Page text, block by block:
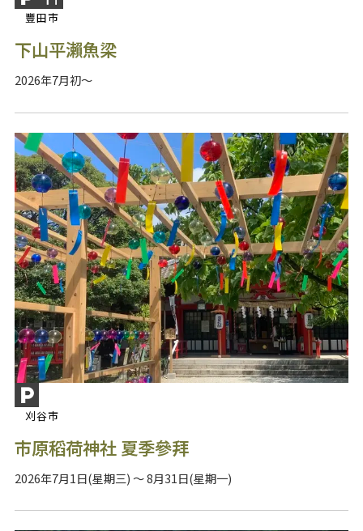
豐田市
下山平瀨魚梁
2026年7月初～
刈谷市
市原稻荷神社 夏季參拜
2026年7月1日(星期三) ～ 8月31日(星期一)